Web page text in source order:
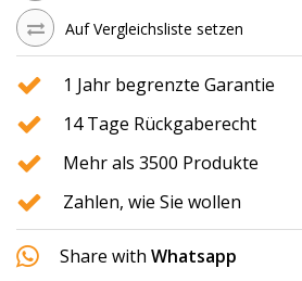
Auf Vergleichsliste setzen
1 Jahr begrenzte Garantie
14 Tage Rückgaberecht
Mehr als 3500 Produkte
Zahlen, wie Sie wollen
Share with Whatsapp